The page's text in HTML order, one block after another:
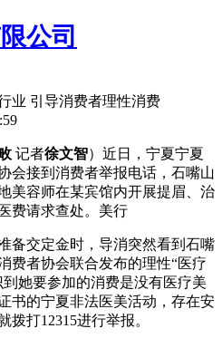
公司
业 引导消费者理性消费
记者徐文智）近日，宁夏宁夏
会接到消费者举报电话，石嘴山
美容师在某宾馆内开展提眉、治
费请求查处。美行
备交定金时，导消突然看到石嘴
费者协会联合发布的理性“医疗
她要参加的消费是没有医疗美
书的宁夏非法医美活动，存在安
打12315进行举报。